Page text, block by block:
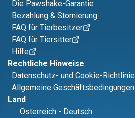
Die Pawshake-Garantie
Bezahlung & Stornierung
FAQ für Tierbesitzer
FAQ für Tiersitter
Hilfe
Rechtliche Hinweise
Datenschutz- und Cookie-Richtlinie
Allgemeine Geschäftsbedingungen
Land
Österreich - Deutsch